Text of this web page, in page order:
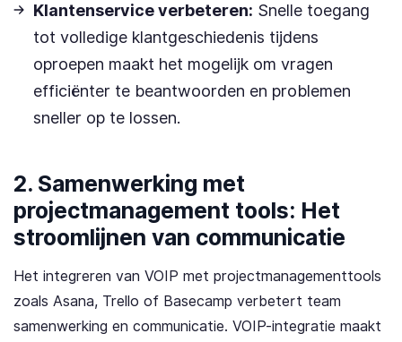
Klantenservice verbeteren: Snelle toegang
tot volledige klantgeschiedenis tijdens
oproepen maakt het mogelijk om vragen
efficiënter te beantwoorden en problemen
sneller op te lossen.
2. Samenwerking met
projectmanagement tools: Het
stroomlijnen van communicatie
Het integreren van VOIP met projectmanagementtools
zoals Asana, Trello of Basecamp verbetert team
samenwerking en communicatie. VOIP-integratie maakt